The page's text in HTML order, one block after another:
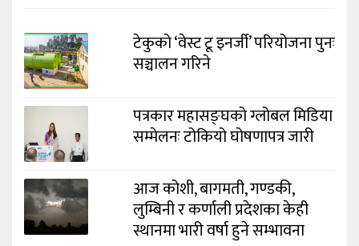
टेकुको ‘वेस्ट टू इनर्जी’ परियोजना पुनः
सञ्चालन गरिने
पत्रकार महासङ्घको ग्लोबल मिडिया
सम्मेलनः टोकियो घोषणापत्र जारी
आज कोशी, बागमती, गण्डकी,
लुम्बिनी र कर्णाली प्रदेशका केही
स्थानमा भारी वर्षा हुने सम्भावना